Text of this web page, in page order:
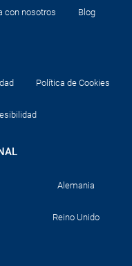
con nosotros Blog
Política de Cookies
Alemania
Reino Unido